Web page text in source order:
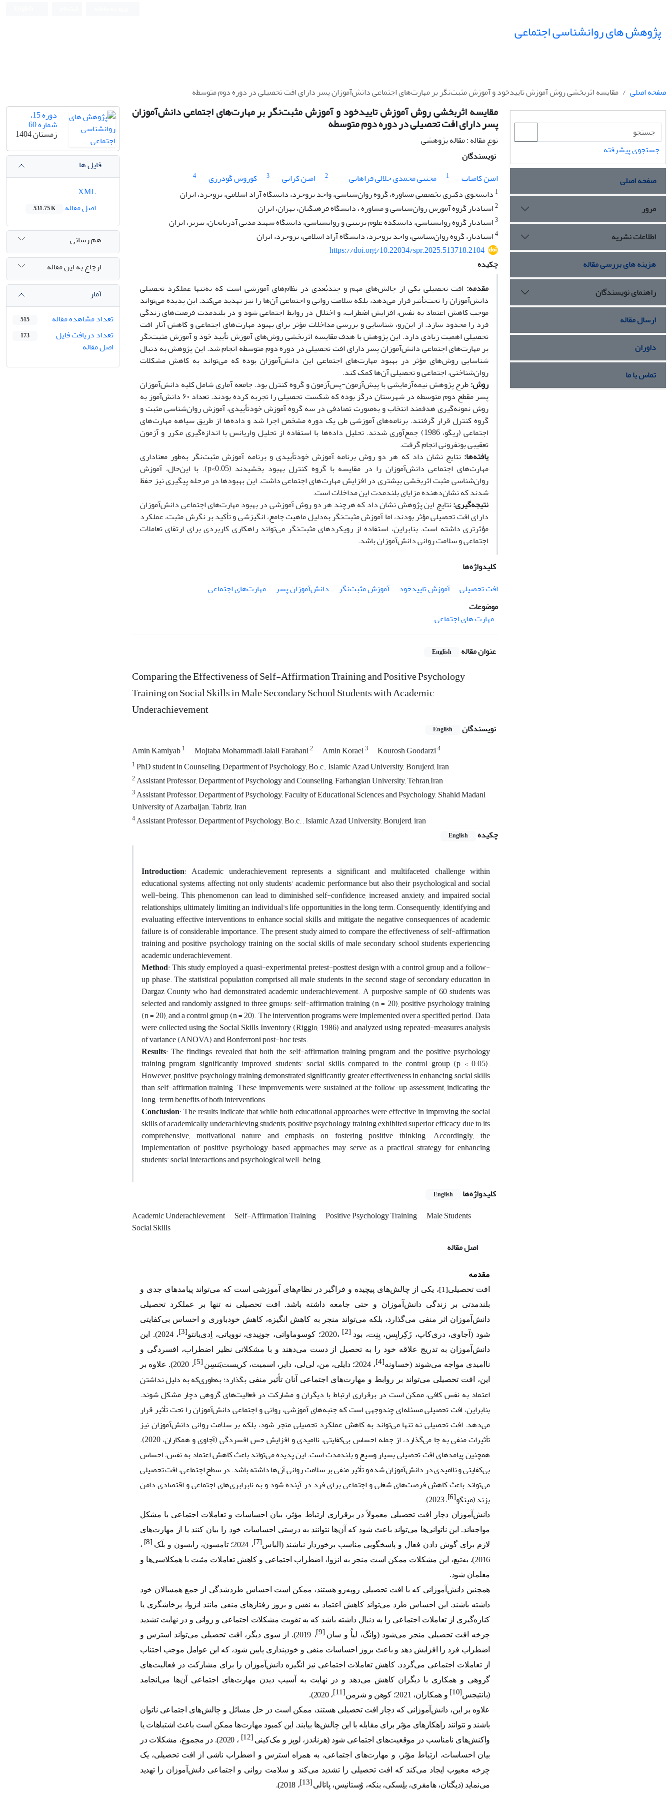
پژوهش های روانشناسی اجتماعی
صفحه اصلی مقایسه اثربخشی روش آموزش تاییدخود و آموزش مثبت‌نگر بر مهارت‌های اجتماعی دانش‌آموزان پسر دارای افت تحصیلی در دوره دوم متوسطه
مقایسه اثربخشی روش آموزش تاییدخود و آموزش مثبت‌نگر بر مهارت‌های اجتماعی دانش‌آموزان
پسر دارای افت تحصیلی در دوره دوم متوسطه
نوع مقاله : مقاله پژوهشی
نویسندگان
امین کامیاب
1 مجتبی محمدی جلالی فراهانی 2 امین کرایی 3 کوروش گودرزی
4
1 دانشجوی دکتری تخصصی مشاوره، گروه روان‌شناسی، واحد بروجرد، دانشگاه آزاد اسلامی، بروجرد، ایران
2استادیار گروه آموزش روان‌شناسی و مشاوره ، دانشگاه فرهنگیان‌، تهران، ایران
3استادیار گروه روانشناسی، دانشکده علوم تربیتی و روانشناسی، دانشگاه شهید مدنی آذربایجان، تبریز، ایران
4استادیار، گروه روان‌شناسی، واحد بروجرد، دانشگاه آزاد اسلامی، بروجرد، ایران
https://doi.org/10.22034/spr.2025.513718.2104
چکیده
مقدمه: افت تحصیلی یکی از چالش‌های مهم و چندبُعدی در نظام‌های آموزشی است که نه‌تنها عملکرد تحصیلی
دانش‌آموزان را تحت‌تأثیر قرار می‌دهد، بلکه سلامت روانی و اجتماعی آن‌ها را نیز تهدید می‌کند. این پدیده می‌تواند
موجب کاهش اعتماد به نفس، افزایش اضطراب، و اختلال در روابط اجتماعی شود و در بلندمدت فرصت‌های زندگی
فرد را محدود سازد. از این‌رو، شناسایی و بررسی مداخلات مؤثر برای بهبود مهارت‌های اجتماعی و کاهش آثار افت
تحصیلی اهمیت زیادی دارد. این پژوهش با هدف مقایسه اثربخشی روش‌های آموزش تأیید خود و آموزش مثبت‌نگر
بر مهارت‌های اجتماعی دانش‌آموزان پسر دارای افت تحصیلی در دوره دوم متوسطه انجام شد. این پژوهش به دنبال
شناسایی روش‌های مؤثر در بهبود مهارت‌های اجتماعی این دانش‌آموزان بوده که می‌تواند به کاهش مشکلات
روان‌شناختی، اجتماعی و تحصیلی آن‌ها کمک کند.
روش:طرح پژوهش نیمه‌آزمایشی با پیش‌آزمون-پس‌آزمون و گروه کنترل بود. جامعه آماری شامل کلیه دانش‌آموزان
پسر مقطع دوم متوسطه در شهرستان درگز بوده که شکست تحصیلی را تجربه کرده بودند. تعداد ۶۰ دانش‌آموز به
روش نمونه‌گیری هدفمند انتخاب و به‌صورت تصادفی در سه گروه آموزش خودتأییدی، آموزش روان‌شناسی مثبت و
گروه کنترل قرار گرفتند. برنامه‌های آموزشی طی یک دوره مشخص اجرا شد و داده‌ها از طریق سیاهه مهارت‌های
اجتماعی (ریگو‌، 1986) جمع‌آوری شدند. تحلیل داده‌ها با استفاده از تحلیل واریانس با اندازه‌گیری مکرر و آزمون
تعقیبی بونفرونی انجام گرفت.
یافته‌ها: نتایج نشان داد که هر دو روش برنامه آموزش خودتأییدی و برنامه آموزش مثبت‌نگر به‌طور معناداری
مهارت‌های اجتماعی دانش‌آموزان را در مقایسه با گروه کنترل بهبود بخشیدند (p<0.05). با این‌حال، آموزش
روان‌شناسی مثبت اثربخشی بیشتری در افزایش مهارت‌های اجتماعی داشت. این بهبودها در مرحله پیگیری نیز حفظ
شدند که نشان‌دهنده مزایای بلندمدت این مداخلات است.
نتیجه‌گیری:نتایج این پژوهش نشان داد که هرچند هر دو روش آموزشی در بهبود مهارت‌های اجتماعی دانش‌آموزان
دارای افت تحصیلی مؤثر بودند، اما آموزش مثبت‌نگر به‌دلیل ماهیت جامع، انگیزشی و تأکید بر نگرش مثبت، عملکرد
مؤثرتری داشته است. بنابراین، استفاده از رویکردهای مثبت‌نگر می‌تواند راهکاری کاربردی برای ارتقای تعاملات
اجتماعی و سلامت روانی دانش‌آموزان باشد.
کلیدواژه‌ها
افت تحصیلی
آموزش تاییدخود آموزش مثبت‌نگر دانش‌آموزان پسر
مهارت‌های اجتماعی
موضوعات
مهارت های اجتماعی
عنوان مقاله English
Comparing the Effectiveness of Self-Affirmation Training and Positive Psychology
Training on Social Skills in Male Secondary School Students with Academic
Underachievement
نویسندگان English
Amin Kamiyab1 Mojtaba Mohammadi Jalali Farahani2 Amin Koraei3 Kourosh Goodarzi4
1PhD student in Counseling, Department of Psychology, Bo.c., Islamic Azad University, Borujerd, Iran
2Assistant Professor, Department of Psychology and Counseling‌, Farhangian University, Tehran,Iran
3Assistant Professor, Department of Psychology, Faculty of Educational Sciences and Psychology, Shahid Madani
University of Azarbaijan, Tabriz, Iran
4Assistant Professor, Department‌ of Psychology, Bo.c. , Islamic Azad University, Borujerd, iran
چکیده
English
Introduction: Academic underachievement represents a significant and multifaceted challenge within
educational systems, affecting not only students' academic performance but also their psychological and social
well-being. This phenomenon can lead to diminished self-confidence, increased anxiety, and impaired social
relationships, ultimately limiting an individual's life opportunities in the long term. Consequently, identifying and
evaluating effective interventions to enhance social skills and mitigate the negative consequences of academic
failure is of considerable importance. The present study aimed to compare the effectiveness of self-affirmation
training and positive psychology training on the social skills of male secondary school students experiencing
academic underachievement.
Method: This study employed a quasi-experimental pretest-posttest design with a control group and a follow-
up phase. The statistical population comprised all male students in the second stage of secondary education in
Dargaz County who had demonstrated academic underachievement. A purposive sample of 60 students was
selected and randomly assigned to three groups: self-affirmation training (n = 20), positive psychology training
(n = 20), and a control group (n = 20). The intervention programs were implemented over a specified period. Data
were collected using the Social Skills Inventory (Riggio, 1986) and analyzed using repeated-measures analysis
of variance (ANOVA) and Bonferroni post-hoc tests.
Results: The findings revealed that both the self-affirmation training program and the positive psychology
training program significantly improved students' social skills compared to the control group (p < 0.05).
However, positive psychology training demonstrated significantly greater effectiveness in enhancing social skills
than self-affirmation training. These improvements were sustained at the follow-up assessment, indicating the
long-term benefits of both interventions.
Conclusion: The results indicate that while both educational approaches were effective in improving the social
skills of academically underachieving students, positive psychology training exhibited superior efficacy due to its
comprehensive, motivational nature and emphasis on fostering positive thinking. Accordingly, the
implementation of positive psychology-based approaches may serve as a practical strategy for enhancing
students' social interactions and psychological well-being.
کلیدواژه‌ها English
Academic Underachievement Self-Affirmation Training Positive Psychology Training
Male Students
Social Skills
اصل مقاله
مقدمه
افت تحصیلی[1]، یکی از چالش‌های پیچیده و فراگیر در نظام‌های آموزشی است که می‌تواند پیامدهای جدی و
بلندمدتی بر زندگی دانش‌آموزان و حتی جامعه داشته باشد. افت تحصیلی نه تنها بر عملکرد تحصیلی
دانش‌آموزان اثر منفی می‌گذارد، بلکه می‌تواند منجر به کاهش انگیزه، کاهش خودباوری و احساس بی‌کفایتی
شود (آجاوی، دری‌کاپ، زَکِرایِس، بِنِت، بود [2] ،2020؛ کوسوماواتی، جونِیدی، نوویاتی، اِدی‌یانتو[3]
، 2024). این
دانش‌آموزان به تدریج علاقه خود را به تحصیل از دست می‌دهند و با مشکلاتی نظیر اضطراب، افسردگی و
ناامیدی مواجه می‌شوند (خساونه[4]، 2024؛ دایلی، من، لی‌لی، دایر، اسمیت، کریست‌یَنسِن [5]
، 2020). علاوه بر
این، افت تحصیلی می‌تواند بر روابط و مهارت‌های اجتماعی آنان تأثیر منفیبگذارد؛ به‌طوری‌که به دلیل نداشتن
اعتماد به نفس کافی، ممکن است در برقراری ارتباط با دیگران و مشارکت در فعالیت‌های گروهی دچار مشکل شوند.
بنابراین، افت تحصیلی مسئله‌ای چندوجهی است که جنبه‌های آموزشی، روانی و اجتماعی دانش‌آموزان را تحت تأثیر قرار
می‌دهد. افت تحصیلی نه تنها می‌تواند به کاهش عملکرد تحصیلی منجر شود، بلکه بر سلامت روانی دانش‌آموزان نیز
تأثیرات منفی به جا می‌گذارد، از جمله احساس بی‌کفایتی، ناامیدی و افزایش حس افسردگی (آجاوی و همکاران، 2020).
همچنین پیامدهای افت تحصیلی بسیار وسیع و بلندمدت است. این پدیده می‌تواند باعث کاهش اعتماد به نفس، احساس
بی‌کفایتی و ناامیدی در دانش‌آموزان شده و تأثیر منفی بر سلامت روانی آن‌ها داشته باشد. در سطح اجتماعی، افت تحصیلی
می‌تواند باعث کاهش فرصت‌های شغلی و اجتماعی برای فرد در آینده شود و به نابرابری‌های اجتماعی و اقتصادی دامن
بزند (مینگو[6]‌، 2023).
دانش‌آموزان دچار افت تحصیلی معمولاً در برقراری ارتباط مؤثر، بیان احساسات و تعاملات اجتماعی با مشکل
مواجه‌اند. این ناتوانی‌ها می‌تواند باعث شود که آن‌ها نتوانند به درستی احساسات خود را بیان کنند یا از مهارت‌های
لازم برای گوش دادن فعال و پاسخگویی مناسب برخوردار نباشند (الیاس[7]، 2024؛ تامسون، رابسون و بلَک [8] ،
2016). به‌تبع، این مشکلات ممکن است منجر به انزوا، اضطراب اجتماعی و کاهش تعاملات مثبت با همکلاسی‌ها و
معلمان شود.
همچنین دانش‌آموزانی که با افت تحصیلی روبه‌رو هستند، ممکن است احساس طردشدگی از جمع همسالان خود
داشته باشند. این احساس طرد می‌تواند کاهش اعتماد به نفس و بروز رفتارهای منفی مانند انزوا، پرخاشگری یا
کناره‌گیری از تعاملات اجتماعی را به دنبال داشته باشد که به تقویت مشکلات اجتماعی و روانی و در نهایت تشدید
چرخه افت تحصیلی منجر می‌شود (وانگ، لیاُ و سان [9]
، 2019). از سوی دیگر، افت تحصیلی می‌تواند استرس و
اضطراب فرد را افزایش دهد و باعث بروز احساسات منفی و خودپنداری پایین شود، که این عوامل موجب اجتناب
از تعاملات اجتماعی می‌گردد. کاهش تعاملات اجتماعی نیز انگیزه دانش‌آموزان را برای مشارکت در فعالیت‌های
گروهی و همکاری با دیگران کاهش می‌دهد و در نهایت به آسیب دیدن مهارت‌های اجتماعی آن‌ها می‌انجامد
(بانتیجس[10] و همکاران، 2021؛ کوهن و شرمن [11]، 2020)
.
علاوه بر این، دانش‌آموزانی که دچار افت تحصیلی هستند، ممکن است در حل مسائل و چالش‌های اجتماعی ناتوان
باشند و نتوانند راهکارهای مؤثر برای مقابله با این چالش‌ها بیابند. این کمبود مهارت‌ها ممکن است باعث اشتباهات یا
واکنش‌های نامناسب در موقعیت‌های اجتماعی شود (هرناندز، لوپز و مک‌کینی [12]
، 2020). در مجموع، مشکلات در
بیان احساسات، ارتباط مؤثر، و مهارت‌های اجتماعی، به همراه استرس و اضطراب ناشی از افت تحصیلی، یک
چرخه معیوب ایجاد می‌کند که افت تحصیلی را تشدید می‌کند و سلامت روانی و اجتماعی دانش‌آموزان را تهدید
می‌نماید (دیگتان، هامفری، بلِسکی، بنکه، وُستانیس، پاتالی[13]، 2018) .
دوره 15،
شماره 60
زمستان 1404
فایل ها
اصل مقاله
531.75 K
هم رسانی
ارجاع به این مقاله
آمار
تعداد مشاهده مقاله
515
تعداد دریافت فایل
اصل مقاله
173
جستجوی پیشرفته
صفحه اصلی
مرور
اطلاعات نشریه
هزینه های بررسی مقاله
راهنمای نویسندگان
ارسال مقاله
داوران
تماس با ما